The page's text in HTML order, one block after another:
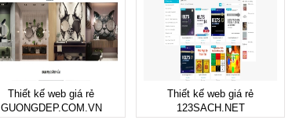
Thiết kế web giá rẻ
GUONGDEP.COM.VN
Thiết kế web giá rẻ
123SACH.NET